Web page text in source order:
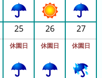
25
休園日
26
休園日
27
休園日